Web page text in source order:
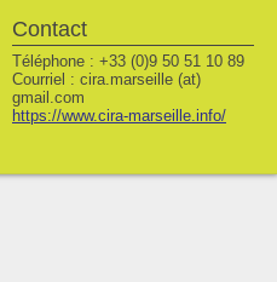
Contact
Téléphone : +33 (0)9 50 51 10 89
Courriel : cira.marseille (at)
gmail.com
https://www.cira-marseille.info/